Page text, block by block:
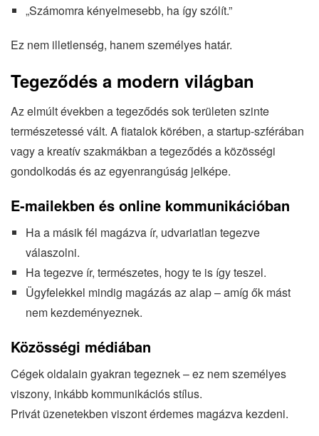
„Számomra kényelmesebb, ha így szólít.”
Ez nem illetlenség, hanem személyes határ.
Tegeződés a modern világban
Az elmúlt években a tegeződés sok területen szinte
természetessé vált. A fiatalok körében, a startup-szférában
vagy a kreatív szakmákban a tegeződés a közösségi
gondolkodás és az egyenrangúság jelképe.
E-mailekben és online kommunikációban
Ha a másik fél magázva ír, udvariatlan tegezve
válaszolni.
Ha tegezve ír, természetes, hogy te is így teszel.
Ügyfelekkel mindig magázás az alap – amíg ők mást
nem kezdeményeznek.
Közösségi médiában
Cégek oldalain gyakran tegeznek – ez nem személyes
viszony, inkább kommunikációs stílus.
Privát üzenetekben viszont érdemes magázva kezdeni.